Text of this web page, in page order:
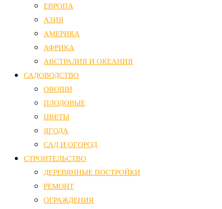
ЕВРОПА
АЗИЯ
АМЕРИКА
АФРИКА
АВСТРАЛИЯ И ОКЕАНИЯ
САДОВОДСТВО
ОВОЩИ
ПЛОДОВЫЕ
ЦВЕТЫ
ЯГОДА
САД И ОГОРОД
СТРОИТЕЛЬСТВО
ДЕРЕВЯННЫЕ ПОСТРОЙКИ
РЕМОНТ
ОГРАЖДЕНИЯ